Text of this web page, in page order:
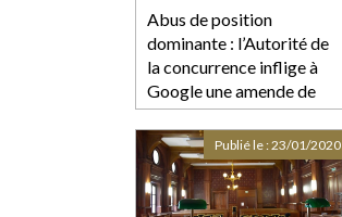
Abus de position
dominante : l’Autorité de
la concurrence inflige à
Google une amende de
150 millions d'euros
Publié le :23/01/2020